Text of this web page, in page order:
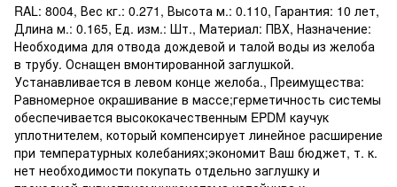
RAL: 8004, Вес кг.: 0.271, Высота м.: 0.110, Гарантия: 10 лет,
Длина м.: 0.165, Ед. изм.: Шт., Материал: ПВХ, Назначение:
Необходима для отвода дождевой и талой воды из желоба
в трубу. Оснащен вмонтированной заглушкой.
Устанавливается в левом конце желоба., Преимущества:
Равномерное окрашивание в массе;герметичность системы
обеспечивается высококачественным EPDM каучук
уплотнителем, который компенсирует линейное расширение
при температурных колебаниях;экономит Ваш бюджет, т. к.
нет необходимости покупать отдельно заглушку и